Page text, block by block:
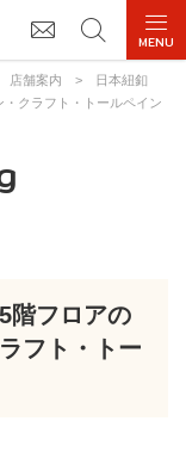
店舗案内 >
日本紐釦
・クラフト・トールペイン
階フロアの
フト・トー